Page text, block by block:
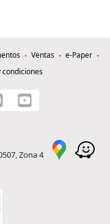
Ventas
e-Paper
condiciones
Zona 4